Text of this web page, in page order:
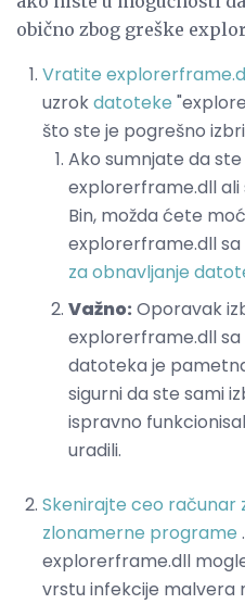
obično zbog greške
Vratite
uzrokdatoteke
što ste je pogrešno
Ako sumnjate da
explorerframe.dll ali
Bin, možda ćete
explorerframe.dll sa
za obnavljanje
Važno: Oporavak
explorerframe.dll
datoteka je
sigurni da ste sami
ispravno
uradili.
Skenirajte ceo računar
zlonamerne programe
explorerframe.dll
vrstu infekcije malvera